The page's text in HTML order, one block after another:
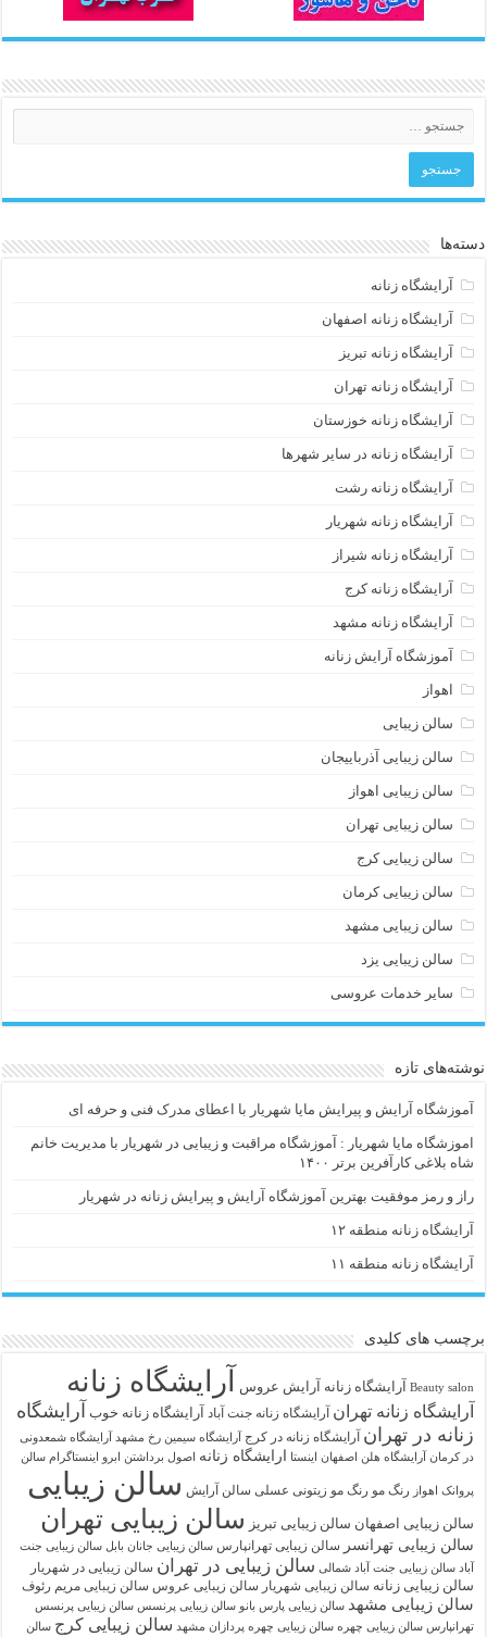
دسته‌ها
آرایشگاه زنانه
آرایشگاه زنانه اصفهان
آرایشگاه زنانه تبریز
آرایشگاه زنانه تهران
آرایشگاه زنانه خوزستان
آرایشگاه زنانه در سایر شهرها
آرایشگاه زنانه رشت
آرایشگاه زنانه شهریار
آرایشگاه زنانه شیراز
آرایشگاه زنانه کرج
آرایشگاه زنانه مشهد
آموزشگاه آرایش زنانه
اهواز
سالن زیبایی
سالن زیبایی آذرباییجان
سالن زیبایی اهواز
سالن زیبایی تهران
سالن زیبایی کرج
سالن زیبایی کرمان
سالن زیبایی مشهد
سالن زیبایی یزد
سایر خدمات عروسی
نوشته‌های تازه
آموزشگاه آرایش و پیرایش مایا شهریار با اعطای مدرک فنی و حرفه ای
اموزشگاه مایا شهریار : آموزشگاه مراقبت و زیبایی در شهریار با مدیریت خانم
شاه بلاغی کارآفرین برتر ۱۴۰۰
راز و رمز موفقیت بهترین آموزشگاه آرایش و پیرایش زنانه در شهریار
آرایشگاه زنانه منطقه ۱۲
آرایشگاه زنانه منطقه ۱۱
برچسب های کلیدی
Beauty salon آرايشگاه زنانه آرایش عروس آرایشگاه زنانه
آرایشگاه زنانه تهران آرایشگاه زنانه جنت آباد آرایشگاه زنانه خوب آرایشگاه
زنانه در تهران آرایشگاه زنانه در کرج آرایشگاه سیمین رخ مشهد
آرایشگاه شمعدونی
در کرمان آرایشگاه هلن اصفهان اینستا ارایشگاه زنانه اصول برداشتن ابرو اینستاگرام سالن
پروانک اهواز رنگ مو رنگ مو زیتونی عسلی سالن آرایش سالن زیبایی
سالن زیبایی اصفهان سالن زیبایی تبریز سالن زیبایی تهران
سالن زیبایی تهرانسر سالن زیبایی تهرانپارس سالن زیبایی جانان بابل سالن زیبایی جنت
آباد سالن زیبایی جنت آباد شمالی سالن زیبایی در تهران سالن زیبایی در شهریار
سالن زیبایی زنانه سالن زیبایی شهریار سالن زیبایی عروس سالن زیبایی مریم رئوف
سالن زیبایی مشهد سالن زیبایی پارس بانو سالن زیبایی پرنسس سالن زیبایی پرنسس
تهرانپارس سالن زیبایی چهره سالن زیبایی چهره پردازان مشهد سالن زیبایی کرج سالن